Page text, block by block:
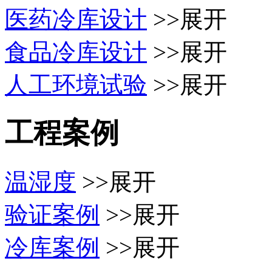
医药冷库设计 >>展开
食品冷库设计 >>展开
人工环境试验 >>展开
工程案例
温湿度 >>展开
验证案例 >>展开
冷库案例 >>展开